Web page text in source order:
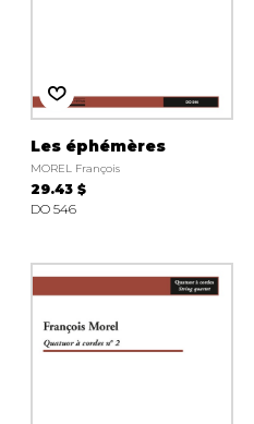
Les éphémères
MOREL François
29.43 $
DO 546